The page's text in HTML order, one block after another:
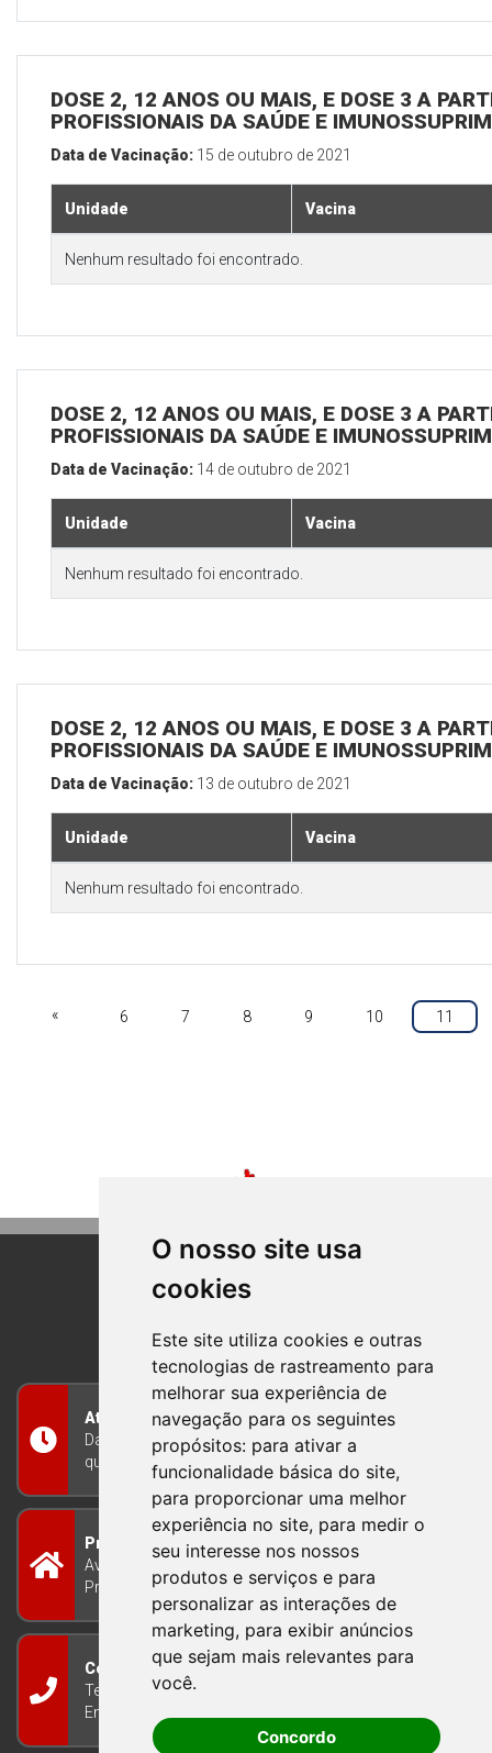
O nosso site usa
cookies
Este site utiliza cookies e outras
tecnologias de rastreamento para
melhorar sua experiência de
navegação para os seguintes
propósitos: para ativar a
funcionalidade básica do site,
para proporcionar uma melhor
experiência no site, para medir o
seu interesse nos nossos
produtos e serviços e para
personalizar as interações de
marketing, para exibir anúncios
que sejam mais relevantes para
você.
Concordo
DOSE 2, 12 ANOS OU MAIS, E DOSE 3 A
PROFISSIONAIS DA SAÚDE E
Data de Vacinação: 15 de outubro de 2021
Unidade Vacina
Nenhum resultado foi encontrado.
DOSE 2, 12 ANOS OU MAIS, E DOSE 3 A
PROFISSIONAIS DA SAÚDE E
Data de Vacinação: 14 de outubro de 2021
Unidade Vacina
Nenhum resultado foi encontrado.
DOSE 2, 12 ANOS OU MAIS, E DOSE 3 A
PROFISSIONAIS DA SAÚDE E
Data de Vacinação: 13 de outubro de 2021
Unidade Vacina
Nenhum resultado foi encontrado.
« 6 7 8 9 10 11
BOM PRINCIPIO
RIO GRANDE DO SUL
Atendimento
Das 8h às 12h e das 13h às 17h30, de segunda a
quinta-feira, e nas sextas-feiras das 7h às 13h
Prefeitura Municipal
Avenida Guilherme Winter 65 - Centro Bom
Princípio/RS - Brasil CEP 95765-000
Contato
Telefone: (51) 3634-8100
Email: